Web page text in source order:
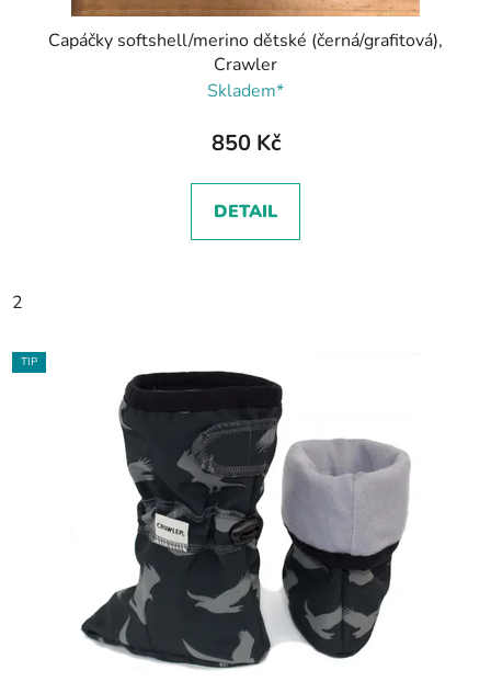
Capáčky softshell/merino dětské (černá/grafitová),
Crawler
Skladem*
850 Kč
DETAIL
2
TIP